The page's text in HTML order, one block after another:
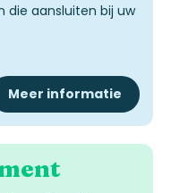
die aansluiten bij uw
Meer informatie